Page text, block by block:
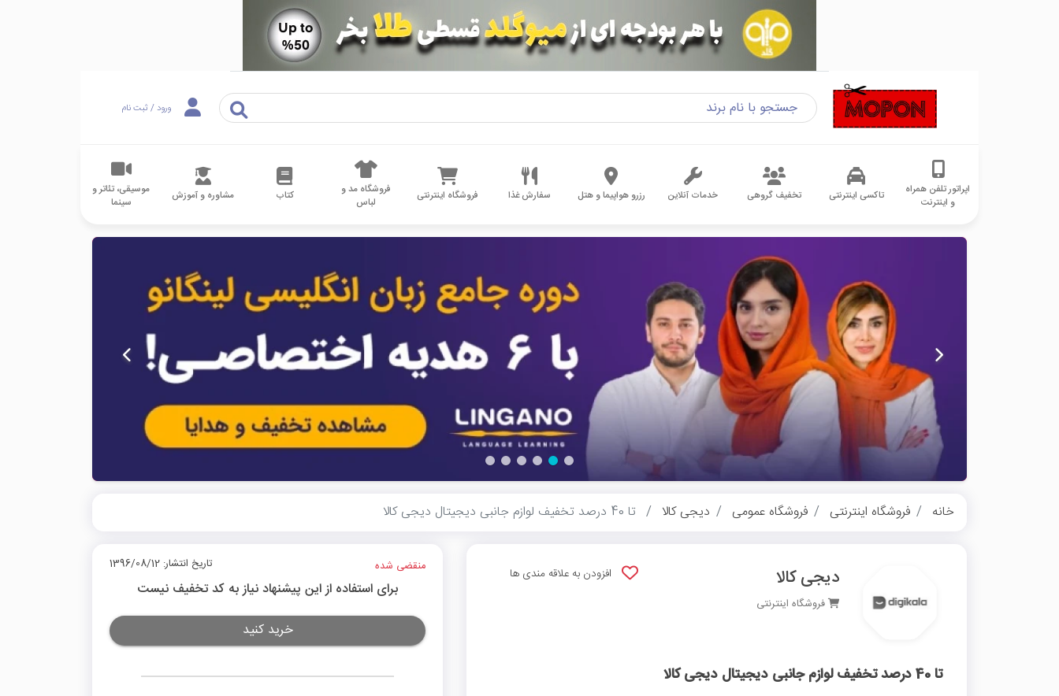
ورود / ثبت نام
اپراتور تلفن همراه
و اینترنت
تاکسی اینترنتی تخفیف گروهی خدمات آنلاین رزرو هواپیما و هتل سفارش غذا فروشگاه اینترنتی
فروشگاه مد و
لباس
کتاب مشاوره و آموزش
موسیقی، تئاتر و
سینما
خانه فروشگاه اینترنتی فروشگاه عمومی دیجی کالا تا 40 درصد تخفیف لوازم جانبی دیجیتال دیجی کالا
دیجی کالا
فروشگاه اینترنتی
افزودن به علاقه مندی ها
تا 40 درصد تخفیف لوازم جانبی دیجیتال دیجی کالا
منقضی شده تاریخ انتشار: 1396/08/12
برای استفاده از این پیشنهاد نیاز به کد تخفیف نیست
خرید کنید